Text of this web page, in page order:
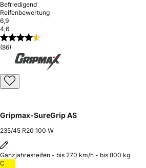
Befriedigend
Reifenbewertung
6,9
4,6
(86)
Gripmax-SureGrip AS
235/45 R20 100 W
Ganzjahresreifen - bis 270 km/h - bis 800 kg
C